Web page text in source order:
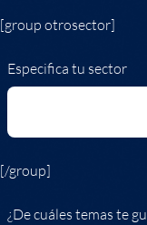
[group otrosector]
Especifica tu sector
[/group]
¿De cuáles temas te